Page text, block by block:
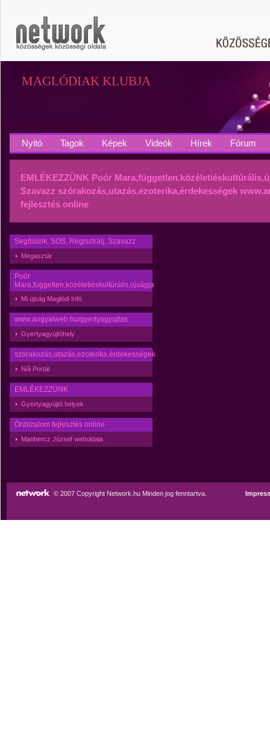
MAGLÓDIAK KLUBJA
Nyitó Tagok Képek Videók Hírek Fórum
EMLÉKEZZÜNK Poór
Szavazz szórakozás,utazás,ezoterika,érdekességek
fejlesztés online
Segítsünk, SOS, Regisztrálj, Szavazz
Megasztár
Poór
Mara,független,közéletiéskultúrális,újságja
Mi újság Maglódi Infó
www.angyalweb.hu/gyertyagyujtas
Gyertyagyújtóhely
szórakozás,utazás,ezoterika,érdekességek
Női Portál
EMLÉKEZZÜNK
Gyertyagyújtó helyek
Önbizalom fejlesztés online
Manhercz József weboldala
© 2007 Copyright Network.hu Minden jog fenntartva.